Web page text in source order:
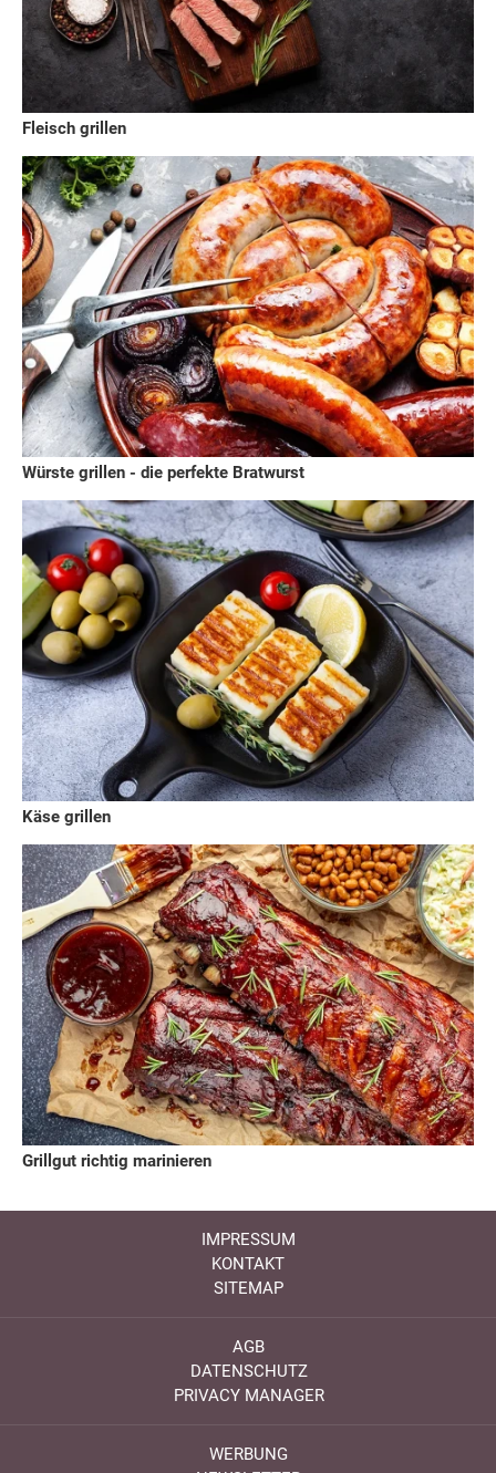
Fleisch grillen
Würste grillen - die perfekte Bratwurst
Käse grillen
Grillgut richtig marinieren
IMPRESSUM
KONTAKT
SITEMAP
AGB
DATENSCHUTZ
PRIVACY MANAGER
WERBUNG